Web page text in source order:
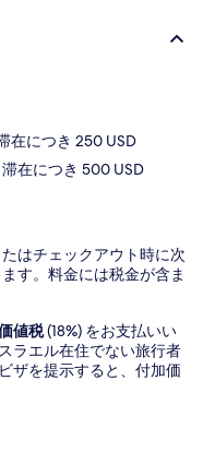
在につき 250 USD
滞在につき 500 USD
はチェックアウト時に次
す。料金には税金が含ま
値税(18%) をお支払いい
ラエル在住でない旅行者
ザを提示すると、付加価